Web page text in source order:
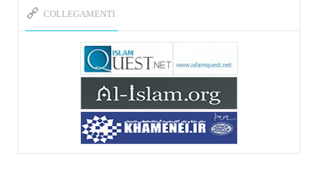
della figlia di un martire
https://www.youtube.com/watch?
v=-5nPSxbf9l0&t=103s
Sheykh Abbas Di Palma sui martiri Qassem
Soleimani e Abu Mahdi Al-Muhandis
https://youtu.be/Y6SIP2PIht4 Video del discorso tenuto
dallo Sheykh Abbas Di Palma in ...
COLLEGAMENTI